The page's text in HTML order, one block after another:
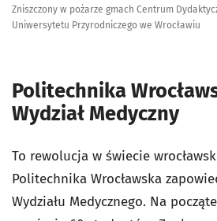
Zniszczony w pożarze gmach Centrum
Uniwersytetu Przyrodniczego we Wrocławiu
Politechnika
Wydział Medyczny
To rewolucja w świecie
Politechnika Wrocławska
Wydziału Medycznego. Na